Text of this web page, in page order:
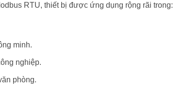
RTU, thiết bị được ứng dụng rộng rãi trong:
minh.
nghiệp.
phòng.